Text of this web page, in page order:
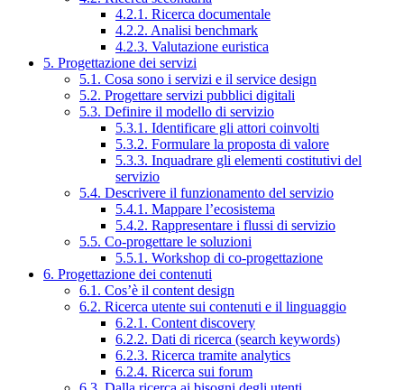
4.2.1. Ricerca documentale
4.2.2. Analisi benchmark
4.2.3. Valutazione euristica
5. Progettazione dei servizi
5.1. Cosa sono i servizi e il service design
5.2. Progettare servizi pubblici digitali
5.3. Definire il modello di servizio
5.3.1. Identificare gli attori coinvolti
5.3.2. Formulare la proposta di valore
5.3.3. Inquadrare gli elementi costitutivi del
servizio
5.4. Descrivere il funzionamento del servizio
5.4.1. Mappare l’ecosistema
5.4.2. Rappresentare i flussi di servizio
5.5. Co-progettare le soluzioni
5.5.1. Workshop di co-progettazione
6. Progettazione dei contenuti
6.1. Cos’è il content design
6.2. Ricerca utente sui contenuti e il linguaggio
6.2.1. Content discovery
6.2.2. Dati di ricerca (search keywords)
6.2.3. Ricerca tramite analytics
6.2.4. Ricerca sui forum